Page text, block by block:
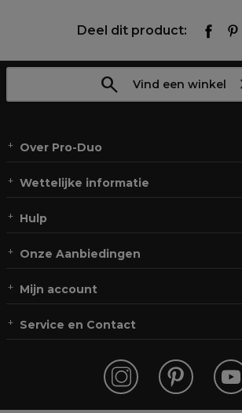
Deel dit product:
Vind een winkel
Over Pro-Duo
Wettelijke informatie
Hulp
Onze Aanbiedingen
Mijn account
Service en Contact